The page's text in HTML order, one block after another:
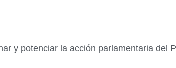
y potenciar la acción parlamentaria del